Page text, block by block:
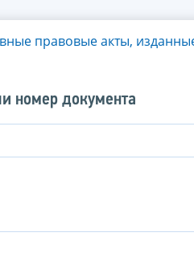
правовые акты,
номер документа